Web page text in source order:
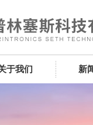
于我们 新